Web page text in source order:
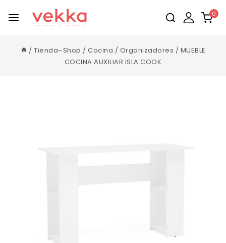
0
/ Tienda–Shop / Cocina / Organizadores / MUEBLE
COCINA AUXILIAR ISLA COOK